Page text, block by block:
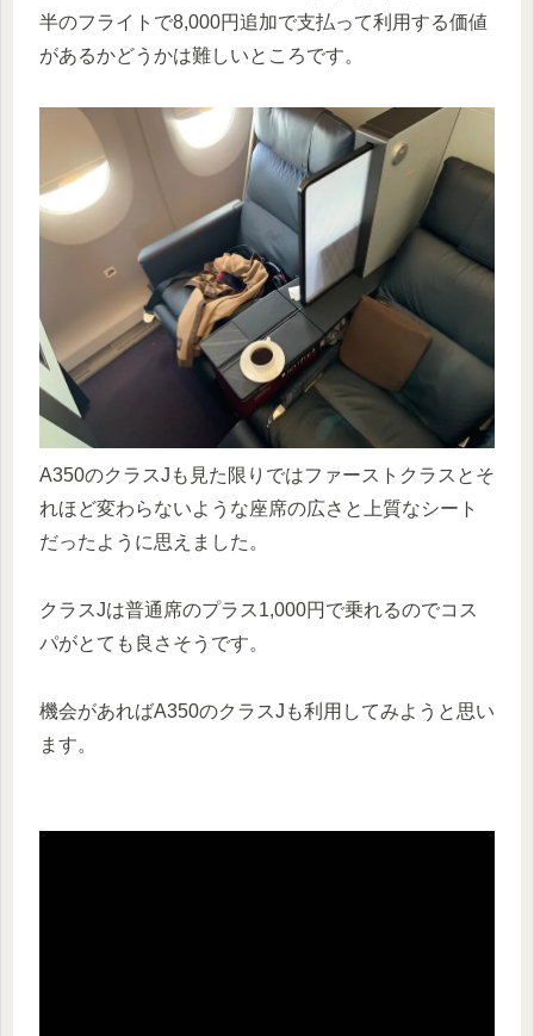
半のフライトで8,000円追加で支払って利用する価値
があるかどうかは難しいところです。
A350のクラスJも見た限りではファーストクラスとそ
れほど変わらないような座席の広さと上質なシート
だったように思えました。
クラスJは普通席のプラス1,000円で乗れるのでコス
パがとても良さそうです。
機会があればA350のクラスJも利用してみようと思い
ます。